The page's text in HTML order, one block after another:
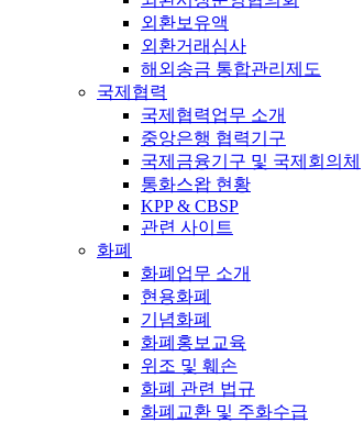
외환보유액
외환거래심사
해외송금 통합관리제도
국제협력
국제협력업무 소개
중앙은행 협력기구
국제금융기구 및 국제회의체
통화스왑 현황
KPP & CBSP
관련 사이트
화폐
화폐업무 소개
현용화폐
기념화폐
화폐홍보교육
위조 및 훼손
화폐 관련 법규
화폐교환 및 주화수급